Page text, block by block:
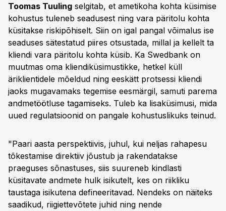
Toomas Tuuling selgitab, et ametikoha kohta küsimise
kohustus tuleneb seadusest ning vara päritolu kohta
küsitakse riskipõhiselt. Siin on igal pangal võimalus ise
seaduses sätestatud piires otsustada, millal ja kellelt ta
kliendi vara päritolu kohta küsib. Ka Swedbank on
muutmas oma kliendiküsimustikke, hetkel küll
äriklientidele mõeldud ning eeskätt protsessi kliendi
jaoks mugavamaks tegemise eesmärgil, samuti parema
andmetöötluse tagamiseks. Tuleb ka lisaküsimusi, mida
uued regulatsioonid on pangale kohustuslikuks teinud.
"Paari aasta perspektiivis, juhul, kui neljas rahapesu
tõkestamise direktiiv jõustub ja rakendatakse
praeguses sõnastuses, siis suureneb kindlasti
küsitavate andmete hulk isikutelt, kes on riikliku
taustaga isikutena defineeritavad. Nendeks on näiteks
saadikud, riigiettevõtete juhid ning nende